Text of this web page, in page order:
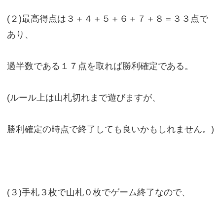
(２)最高得点は３＋４＋５＋６＋７＋８＝３３点で
あり、
過半数である１７点を取れば勝利確定である。
(ルール上は山札切れまで遊びますが、
勝利確定の時点で終了しても良いかもしれません。)
(３)手札３枚で山札０枚でゲーム終了なので、